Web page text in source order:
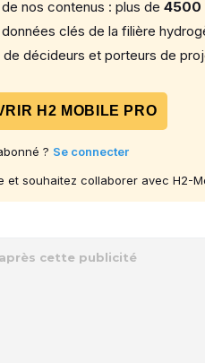
nos contenus : plus de 4500
clés de la filière
de décideurs et porteurs de
H2 MOBILE PRO
? Se connecter
souhaitez collaborer avec H2-